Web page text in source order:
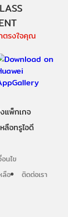
ตรงใจคุณ
แพ็กเกจ
ลือทรูไอดี
นไข
ลือ ติดต่อเรา